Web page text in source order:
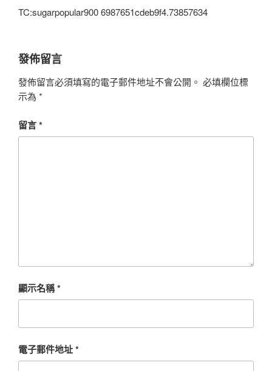
TC:sugarpopular900 6987651cdeb9f4.73857634
發佈留言
發佈留言必須填寫的電子郵件地址不會公開。 必填欄位標
示為 *
留言*
顯示名稱*
電子郵件地址*